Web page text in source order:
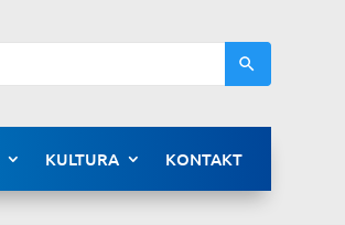
KULTURA KONTAKT